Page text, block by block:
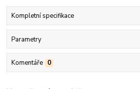
Kompletní specifikace
Parametry
Komentáře 0